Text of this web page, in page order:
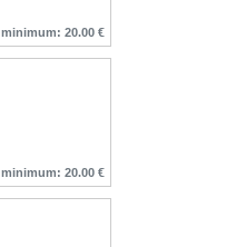
minimum: 20.00 €
minimum: 20.00 €